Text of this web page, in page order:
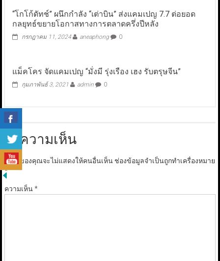
“โกโก้ดัทช์” ผนึกกำลัง “เต่าบิน” ส่งแคมเปญ 7.7 ต่อยอด
กลยุทธ์ขยายโอกาสทางการตลาดครึ่งปีหลัง
กรกฎาคม 11, 2024 aneaphong 0
แม็คโคร จัดแคมเปญ “มั่งมี รุ่งเรือง เฮง รับตรุษจีน”
กุมภาพันธ์ 3, 2021 admin 0
ใส่ความเห็น
อีเมลของคุณจะไม่แสดงให้คนอื่นเห็น ช่องข้อมูลจำเป็นถูกทำเครื่องหมาย
*
ความเห็น*